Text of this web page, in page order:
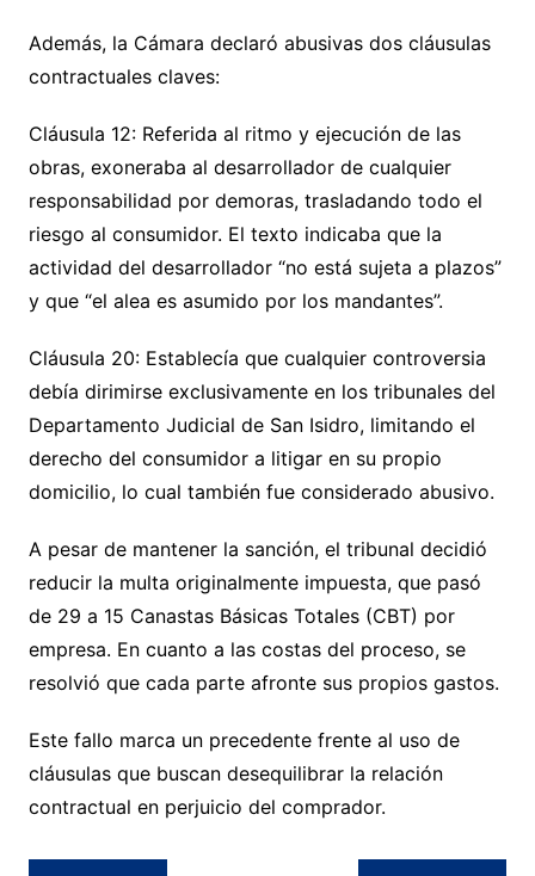
Además, la Cámara declaró abusivas dos cláusulas
contractuales claves:
Cláusula 12: Referida al ritmo y ejecución de las
obras, exoneraba al desarrollador de cualquier
responsabilidad por demoras, trasladando todo el
riesgo al consumidor. El texto indicaba que la
actividad del desarrollador “no está sujeta a plazos”
y que “el alea es asumido por los mandantes”.
Cláusula 20: Establecía que cualquier controversia
debía dirimirse exclusivamente en los tribunales del
Departamento Judicial de San Isidro, limitando el
derecho del consumidor a litigar en su propio
domicilio, lo cual también fue considerado abusivo.
A pesar de mantener la sanción, el tribunal decidió
reducir la multa originalmente impuesta, que pasó
de 29 a 15 Canastas Básicas Totales (CBT) por
empresa. En cuanto a las costas del proceso, se
resolvió que cada parte afronte sus propios gastos.
Este fallo marca un precedente frente al uso de
cláusulas que buscan desequilibrar la relación
contractual en perjuicio del comprador.